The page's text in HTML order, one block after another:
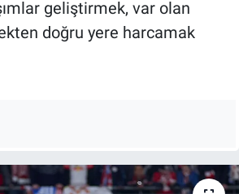
geliştirmek, var olan
doğru yere harcamak